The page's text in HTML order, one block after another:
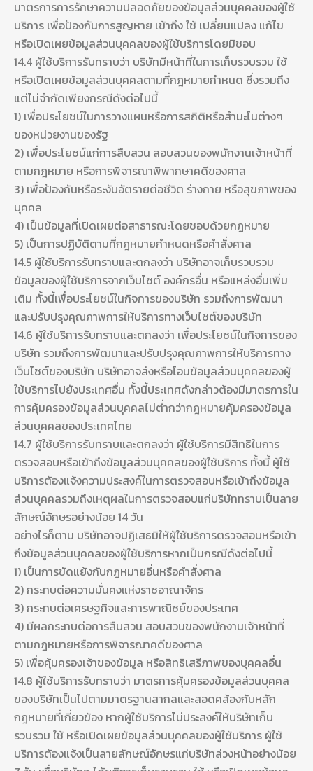
มาตรการการรักษาความปลอดภัยของข้อมูลส่วนบุคคลของผู้ใช้
บริการ เพื่อป้องกันการสูญหาย เข้าถึง ใช้ เปลี่ยนแปลง แก้ไข
หรือเปิดเผยข้อมูลส่วนบุคคลของผู้ใช้บริการโดยมิชอบ
14.4 ผู้ใช้บริการรับทราบว่า บริษัทมีหน้าที่ในการเก็บรวบรวม ใช้
หรือเปิดเผยข้อมูลส่วนบุคคลตามที่กฎหมายกำหนด ซึ่งรวมถึง
แต่ไม่จำกัดเพียงกรณีดังต่อไปนี้
1) เพื่อประโยชน์ในการวางแผนหรือการสถิติหรือสำมะโนต่างๆ
ของหน่วยงานของรัฐ
2) เพื่อประโยชน์แก่การสืบสวน สอบสวนของพนักงานเจ้าหน้าที่
ตามกฎหมาย หรือการพิจารณาพิพากษาคดีของศาล
3) เพื่อป้องกันหรือระงับอัตรายต่อชีวิต ร่างกาย หรือสุขภาพของ
บุคคล
4) เป็นข้อมูลที่เปิดเผยต่อสาธารณะโดยชอบด้วยกฎหมาย
5) เป็นการปฏิบัติตามที่กฎหมายกำหนดหรือคำสั่งศาล
14.5 ผู้ใช้บริการรับทราบและตกลงว่า บริษัทอาจเก็บรวบรวม
ข้อมูลของผู้ใช้บริการจากเว็บไซต์ องค์กรอื่น หรือแหล่งอื่นเพิ่ม
เติม ทั้งนี้เพื่อประโยชน์ในกิจการของบริษัท รวมถึงการพัฒนา
และปรับปรุงคุณภาพการให้บริการทางเว็บไซต์ของบริษัท
14.6 ผู้ใช้บริการรับทราบและตกลงว่า เพื่อประโยชน์ในกิจการของ
บริษัท รวมถึงการพัฒนาและปรับปรุงคุณภาพการให้บริการทาง
เว็บไซต์ของบริษัท บริษัทอาจส่งหรือโอนข้อมูลส่วนบุคคลของผู้
ใช้บริการไปยังประเทศอื่น ทั้งนี้ประเทศดังกล่าวต้องมีมาตรการใน
การคุ้มครองข้อมูลส่วนบุคคลไม่ต่ำกว่ากฎหมายคุ้มครองข้อมูล
ส่วนบุคคลของประเทศไทย
14.7 ผู้ใช้บริการรับทราบและตกลงว่า ผู้ใช้บริการมีสิทธิในการ
ตรวจสอบหรือเข้าถึงข้อมูลส่วนบุคคลของผู้ใช้บริการ ทั้งนี้ ผู้ใช้
บริการต้องแจ้งความประสงค์ในการตรวจสอบหรือเข้าถึงข้อมูล
ส่วนบุคคลรวมถึงเหตุผลในการตรวจสอบแก่บริษัททราบเป็นลาย
ลักษณ์อักษรอย่างน้อย 14 วัน
อย่างไรก็ตาม บริษัทอาจปฏิเสธมิให้ผู้ใช้บริการตรวจสอบหรือเข้า
ถึงข้อมูลส่วนบุคคลของผู้ใช้บริการหากเป็นกรณีดังต่อไปนี้
1) เป็นการขัดแย้งกับกฎหมายอื่นหรือคำสั่งศาล
2) กระทบต่อความมั่นคงแห่งราชอาณาจักร
3) กระทบต่อเศรษฐกิจและการพาณิชย์ของประเทศ
4) มีผลกระทบต่อการสืบสวน สอบสวนของพนักงานเจ้าหน้าที่
ตามกฎหมายหรือการพิจารณาคดีของศาล
5) เพื่อคุ้มครองเจ้าของข้อมูล หรือสิทธิเสรีภาพของบุคคลอื่น
14.8 ผู้ใช้บริการรับทราบว่า มาตรการคุ้มครองข้อมูลส่วนบุคคล
ของบริษัทเป็นไปตามมาตรฐานสากลและสอดคล้องกับหลัก
กฎหมายที่เกี่ยวข้อง หากผู้ใช้บริการไม่ประสงค์ให้บริษัทเก็บ
รวบรวม ใช้ หรือเปิดเผยข้อมูลส่วนบุคคลของผู้ใช้บริการ ผู้ใช้
บริการต้องแจ้งเป็นลายลักษณ์อักษรแก่บริษัทล่วงหน้าอย่างน้อย